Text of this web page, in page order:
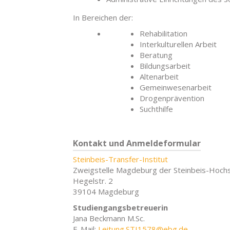
In Bereichen der:
Rehabilitation
Interkulturellen Arbeit
Beratung
Bildungsarbeit
Altenarbeit
Gemeinwesenarbeit
Drogenprävention
Suchthilfe
Kontakt und Anmeldeformular
Steinbeis-Transfer-Institut
Zweigstelle Magdeburg der Steinbeis-
Hegelstr. 2
39104 Magdeburg
Studiengangsbetreuerin
Jana Beckmann M.Sc.